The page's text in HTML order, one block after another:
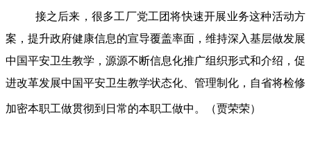
接之后来，很多工厂党工团将快速开展业务这种活动方
案，提升政府健康信息的宣导覆盖率面，维持深入基层做发展
中国平安卫生教学，源源不断信息化推广组织形式和介绍，促
进改革发展中国平安卫生教学状态化、管理制化，自省将检修
加密本职工做贯彻到日常的本职工做中。（贾荣荣）